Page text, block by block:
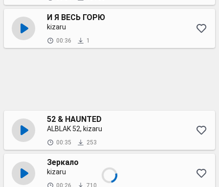
И Я ВЕСЬ ГОРЮ
kizaru
00:36 1
52 & HAUNTED
ALBLAK 52, kizaru
00:35 253
Зеркало
kizaru
00:26 710